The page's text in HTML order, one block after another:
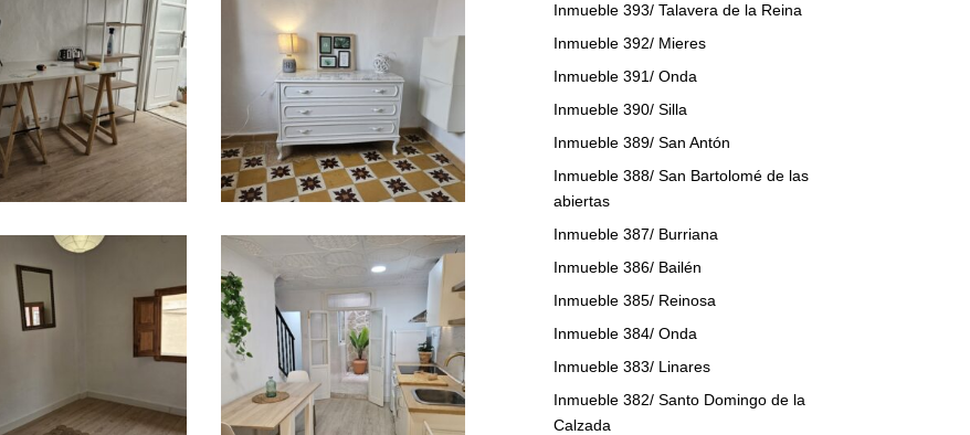
Inmueble 393/ Talavera de la Reina
Inmueble 392/ Mieres
Inmueble 391/ Onda
Inmueble 390/ Silla
Inmueble 389/ San Antón
Inmueble 388/ San Bartolomé de las
abiertas
Inmueble 387/ Burriana
Inmueble 386/ Bailén
Inmueble 385/ Reinosa
Inmueble 384/ Onda
Inmueble 383/ Linares
Inmueble 382/ Santo Domingo de la
Calzada